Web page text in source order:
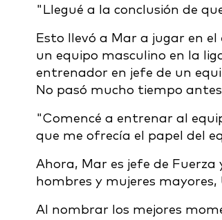
"Llegué a la conclusión de
Esto llevó a Mar a jugar en
un equipo masculino en la
entrenador en jefe de un
No pasó mucho tiempo
"Comencé a entrenar al
que me ofrecía el papel del
Ahora, Mar es jefe de
hombres y mujeres mayores,
Al nombrar los mejores